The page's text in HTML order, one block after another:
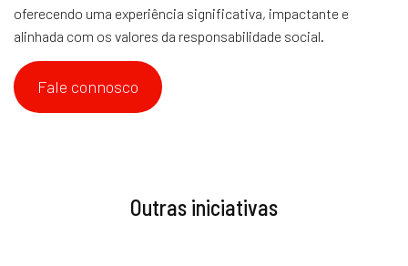
oferecendo uma experiência significativa, impactante e
alinhada com os valores da responsabilidade social.
Fale connosco
Outras iniciativas